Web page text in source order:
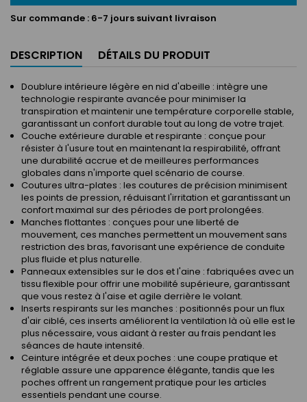
Sur commande : 6-7 jours suivant livraison
DESCRIPTION DÉTAILS DU PRODUIT
Doublure intérieure légère en nid d'abeille : intègre une
technologie respirante avancée pour minimiser la
transpiration et maintenir une température corporelle stable,
garantissant un confort durable tout au long de votre trajet.
Couche extérieure durable et respirante : conçue pour
résister à l'usure tout en maintenant la respirabilité, offrant
une durabilité accrue et de meilleures performances
globales dans n'importe quel scénario de course.
Coutures ultra-plates : les coutures de précision minimisent
les points de pression, réduisant l'irritation et garantissant un
confort maximal sur des périodes de port prolongées.
Manches flottantes : conçues pour une liberté de
mouvement, ces manches permettent un mouvement sans
restriction des bras, favorisant une expérience de conduite
plus fluide et plus naturelle.
Panneaux extensibles sur le dos et l'aine : fabriquées avec un
tissu flexible pour offrir une mobilité supérieure, garantissant
que vous restez à l'aise et agile derrière le volant.
Inserts respirants sur les manches : positionnés pour un flux
d'air ciblé, ces inserts améliorent la ventilation là où elle est le
plus nécessaire, vous aidant à rester au frais pendant les
séances de haute intensité.
Ceinture intégrée et deux poches : une coupe pratique et
réglable assure une apparence élégante, tandis que les
poches offrent un rangement pratique pour les articles
essentiels pendant une course.